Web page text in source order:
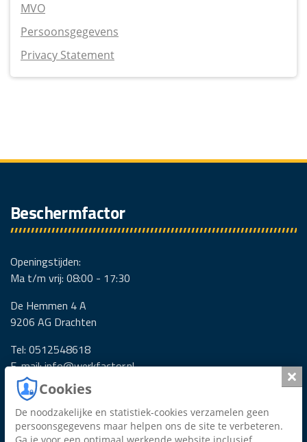
MVO
Persoonsgegevens
Privacy Statement
Beschermfactor
Openingstijden:
Ma t/m vrij: 08:00 - 17:30
De Hemmen 4 A
9206 AG Drachten
Tel: 0512548618
E-mail:info@werkfactor.nl
Cookies
De noodzakelijke en statistiek-cookies verzamelen geen
persoonsgegevens maar helpen ons de site te verbeteren.